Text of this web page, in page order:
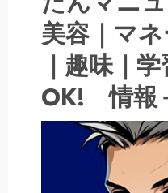
美容｜マ
｜趣味｜
OK! 情報